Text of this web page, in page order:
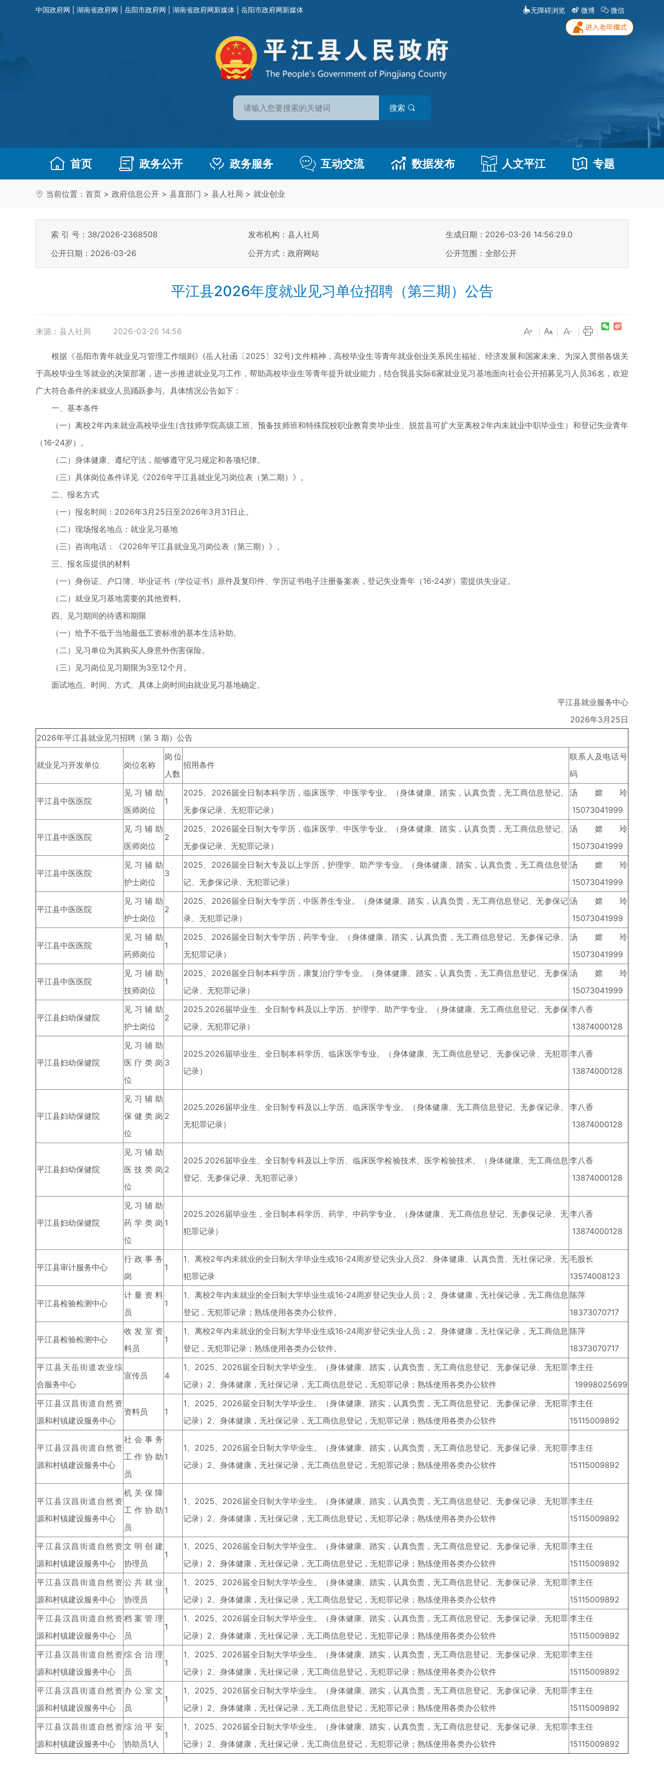
中国政府网 湖南省政府网 岳阳市政府网 湖南省政府网新媒体 岳阳市政府网新媒体 无障碍浏览 微博 微信
搜索
首页 政务公开 政务服务 互动交流 数据发布 人文平江 专题
当前位置： 首页 > 政府信息公开 > 县直部门 > 县人社局 > 就业创业
索 引 号：38/2026-2368508 发布机构：县人社局
生成日期：2026-03-26 14:56:29.0
公开日期：2026-03-26
公开方式：政府网站 公开范围：全部公开
平江县2026年度就业见习单位招聘（第三期）公告
来源：县人社局 2026-03-26 14:56
根据《岳阳市青年就业见习管理工作细则》(岳人社函〔2025〕32号)文件精神，高校毕业生等青年就业创业关系民生福祉、经济发展和国家未来。为深入贯彻各级关
于高校毕业生等就业的决策部署，进一步推进就业见习工作，帮助高校毕业生等青年提升就业能力，结合我县实际6家就业见习基地面向社会公开招募见习人员36名，欢迎
广大符合条件的未就业人员踊跃参与。具体情况公告如下：
一、基本条件
（一）离校2年内未就业高校毕业生(含技师学院高级工班、预备技师班和特殊院校职业教育类毕业生、脱贫县可扩大至离校2年内未就业中职毕业生）和登记失业青年
（16-24岁）。
（二）身体健康、遵纪守法，能够遵守见习规定和各项纪律。
（三）具体岗位条件详见《2026年平江县就业见习岗位表（第二期）》。
二、报名方式
（一）报名时间：2026年3月25日至2026年3月31日止。
（二）现场报名地点：就业见习基地
（三）咨询电话：《2026年平江县就业见习岗位表（第三期）》。
三、报名应提供的材料
（一）身份证、户口簿、毕业证书（学位证书）原件及复印件、学历证书电子注册备案表，登记失业青年（16-24岁）需提供失业证。
（二）就业见习基地需要的其他资料。
四、见习期间的待遇和期限
（一）给予不低于当地最低工资标准的基本生活补助。
（二）见习单位为其购买人身意外伤害保险。
（三）见习岗位见习期限为3至12个月。
面试地点、时间、方式、具体上岗时间由就业见习基地确定。
平江县就业服务中心
2026年3月25日
2026年平江县就业见习招聘（第 3 期）公告
就业见习开发单位 岗位名称
岗位
人数
招用条件
联系人及电话号
码
平江县中医医院
见习辅助
医师岗位
1
2025、2026届全日制本科学历，临床医学、中医学专业。（身体健康、踏实，认真负责，无工商信息登记、
无参保记录、无犯罪记录）
汤嫦玲
15073041999
平江县中医医院
见习辅助
医师岗位
2
2025、2026届全日制大专学历，临床医学、中医学专业。（身体健康、踏实，认真负责，无工商信息登记、
无参保记录、无犯罪记录）
汤嫦玲
15073041999
平江县中医医院
见习辅助
护士岗位
3
2025、2026届全日制大专及以上学历，护理学、助产学专业。（身体健康、踏实，认真负责，无工商信息登
记、无参保记录、无犯罪记录）
汤嫦玲
15073041999
平江县中医医院
见习辅助
护士岗位
2
2025、2026届全日制大专学历，中医养生专业。（身体健康、踏实，认真负责，无工商信息登记、无参保记
录、无犯罪记录）
汤嫦玲
15073041999
平江县中医医院
见习辅助
药师岗位
1
2025、2026届全日制大专学历，药学专业。（身体健康、踏实，认真负责，无工商信息登记、无参保记录、
无犯罪记录）
汤嫦玲
15073041999
平江县中医医院
见习辅助
技师岗位
1
2025、2026届全日制本科学历，康复治疗学专业。（身体健康、踏实，认真负责，无工商信息登记、无参保
记录、无犯罪记录）
汤嫦玲
15073041999
平江县妇幼保健院
见习辅助
护士岗位
2
2025.2026届毕业生、全日制专科及以上学历、护理学、助产学专业。（身体健康、无工商信息登记、无参保
记录、无犯罪记录）
李八香
13874000128
平江县妇幼保健院
见习辅助
医疗类岗
位
3
2025.2026届毕业生、全日制本科学历、临床医学专业。（身体健康、无工商信息登记、无参保记录、无犯罪
记录）
李八香
13874000128
平江县妇幼保健院
见习辅助
保健类岗
位
2
2025.2026届毕业生、全日制专科及以上学历、临床医学专业。（身体健康、无工商信息登记、无参保记录、
无犯罪记录）
李八香
13874000128
平江县妇幼保健院
见习辅助
医技类岗
位
2
2025.2026届毕业生、全日制专科及以上学历、临床医学检验技术、医学检验技术。（身体健康、无工商信息
登记、无参保记录、无犯罪记录）
李八香
13874000128
平江县妇幼保健院
见习辅助
药学类岗
位
1
2025.2026届毕业生，全日制本科学历、药学、中药学专业。（身体健康、无工商信息登记、无参保记录、无
犯罪记录）
李八香
13874000128
平江县审计服务中心
行政事务
岗
1
1、离校2年内未就业的全日制大学毕业生或16-24周岁登记失业人员2、身体健康、认真负责、无社保记录、无
犯罪记录
毛股长
13574008123
平江县检验检测中心
计量资料
员
1
1、离校2年内未就业的全日制大学毕业生或16-24周岁登记失业人员；2、身体健康，无社保记录，无工商信息
登记，无犯罪记录；熟练使用各类办公软件。
陈萍
18373070717
平江县检验检测中心
收发室资
料员
1
1、离校2年内未就业的全日制大学毕业生或16-24周岁登记失业人员；2、身体健康，无社保记录，无工商信息
登记，无犯罪记录；熟练使用各类办公软件。
陈萍
18373070717
平江县天岳街道农业综
合服务中心
宣传员 4
1、2025、2026届全日制大学毕业生。（身体健康、踏实，认真负责，无工商信息登记、无参保记录、无犯罪
记录）2、身体健康，无社保记录，无工商信息登记，无犯罪记录；熟练使用各类办公软件
李主任
19998025699
平江县汉昌街道自然资
源和村镇建设服务中心
资料员 1
1、2025、2026届全日制大学毕业生。（身体健康、踏实，认真负责，无工商信息登记、无参保记录、无犯罪
记录）2、身体健康，无社保记录，无工商信息登记，无犯罪记录；熟练使用各类办公软件
李主任
15115009892
平江县汉昌街道自然资
源和村镇建设服务中心
社会事务
工作协助
员
1
1、2025、2026届全日制大学毕业生。（身体健康、踏实，认真负责，无工商信息登记、无参保记录、无犯罪
记录）2、身体健康，无社保记录，无工商信息登记，无犯罪记录；熟练使用各类办公软件
李主任
15115009892
平江县汉昌街道自然资
源和村镇建设服务中心
机关保障
工作协助
员
1
1、2025、2026届全日制大学毕业生。（身体健康、踏实，认真负责，无工商信息登记、无参保记录、无犯罪
记录）2、身体健康，无社保记录，无工商信息登记，无犯罪记录；熟练使用各类办公软件
李主任
15115009892
平江县汉昌街道自然资
源和村镇建设服务中心
文明创建
协理员
1
1、2025、2026届全日制大学毕业生。（身体健康、踏实，认真负责，无工商信息登记、无参保记录、无犯罪
记录）2、身体健康，无社保记录，无工商信息登记，无犯罪记录；熟练使用各类办公软件
李主任
15115009892
平江县汉昌街道自然资
源和村镇建设服务中心
公共就业
协理员
1
1、2025、2026届全日制大学毕业生。（身体健康、踏实，认真负责，无工商信息登记、无参保记录、无犯罪
记录）2、身体健康，无社保记录，无工商信息登记，无犯罪记录；熟练使用各类办公软件
李主任
15115009892
平江县汉昌街道自然资
源和村镇建设服务中心
档案管理
员
1
1、2025、2026届全日制大学毕业生。（身体健康、踏实，认真负责，无工商信息登记、无参保记录、无犯罪
记录）2、身体健康，无社保记录，无工商信息登记，无犯罪记录；熟练使用各类办公软件
李主任
15115009892
平江县汉昌街道自然资
源和村镇建设服务中心
综合治理
员
1
1、2025、2026届全日制大学毕业生。（身体健康、踏实，认真负责，无工商信息登记、无参保记录、无犯罪
记录）2、身体健康，无社保记录，无工商信息登记，无犯罪记录；熟练使用各类办公软件
李主任
15115009892
平江县汉昌街道自然资
源和村镇建设服务中心
办公室文
员
1
1、2025、2026届全日制大学毕业生。（身体健康、踏实，认真负责，无工商信息登记、无参保记录、无犯罪
记录）2、身体健康，无社保记录，无工商信息登记，无犯罪记录；熟练使用各类办公软件
李主任
15115009892
平江县汉昌街道自然资
源和村镇建设服务中心
综治平安
协助员1人
1
1、2025、2026届全日制大学毕业生。（身体健康、踏实，认真负责，无工商信息登记、无参保记录、无犯罪
记录）2、身体健康，无社保记录，无工商信息登记，无犯罪记录；熟练使用各类办公软件
李主任
15115009892